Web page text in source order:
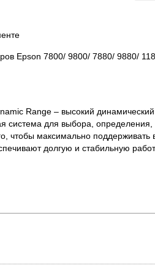
Epson 7800/ 9800/ 7880/ 9880/
Range – высокий
для выбора, определения,
максимально поддерживать
долгую и стабильную